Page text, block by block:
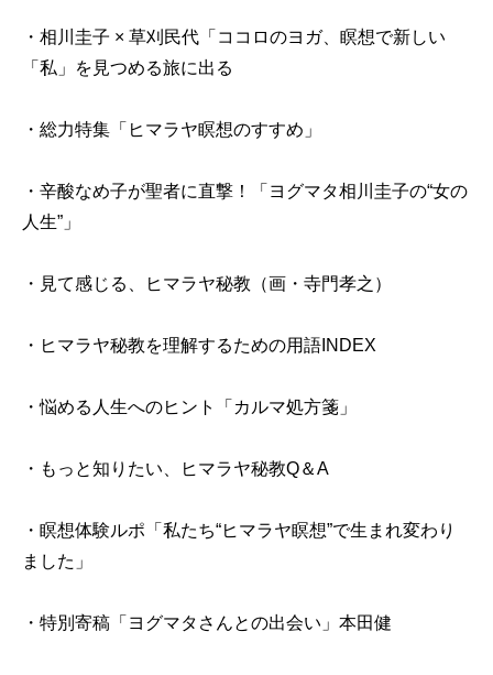
・相川圭子 × 草刈民代「ココロのヨガ、瞑想で新しい
「私」を見つめる旅に出る
・総力特集「ヒマラヤ瞑想のすすめ」
・辛酸なめ子が聖者に直撃！「ヨグマタ相川圭子の“女の
人生”」
・見て感じる、ヒマラヤ秘教（画・寺門孝之）
・ヒマラヤ秘教を理解するための用語INDEX
・悩める人生へのヒント「カルマ処方箋」
・もっと知りたい、ヒマラヤ秘教Q＆A
・瞑想体験ルポ「私たち“ヒマラヤ瞑想”で生まれ変わり
ました」
・特別寄稿「ヨグマタさんとの出会い」本田健